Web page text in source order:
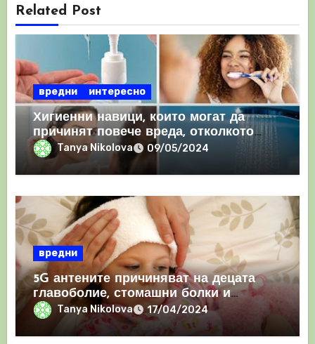
Related Post
вредни интересно
Хигиенни навици, които могат да
причинят повече вреда, отколкото
ползаTanya Nikolova 09/05/2024
вредни
5G антените причиняват на децата
главоболие, стомашни болки и
проблеми със съня
Tanya Nikolova 17/04/2024